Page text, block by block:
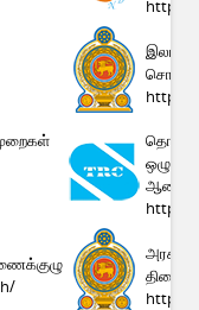
http://
இலங்கை
http://
http://
அரச
http://